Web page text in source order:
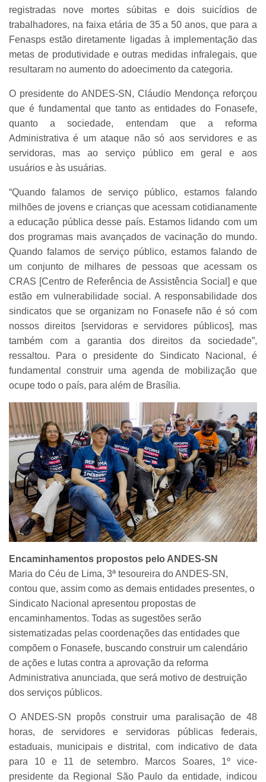
registradas nove mortes súbitas e dois suicídios de
trabalhadores, na faixa etária de 35 a 50 anos, que para a
Fenasps estão diretamente ligadas à implementação das
metas de produtividade e outras medidas infralegais, que
resultaram no aumento do adoecimento da categoria.
O presidente do ANDES-SN, Cláudio Mendonça reforçou
que é fundamental que tanto as entidades do Fonasefe,
quanto a sociedade, entendam que a reforma
Administrativa é um ataque não só aos servidores e as
servidoras, mas ao serviço público em geral e aos
usuários e às usuárias.
“Quando falamos de serviço público, estamos falando
milhões de jovens e crianças que acessam cotidianamente
a educação pública desse país. Estamos lidando com um
dos programas mais avançados de vacinação do mundo.
Quando falamos de serviço público, estamos falando de
um conjunto de milhares de pessoas que acessam os
CRAS [Centro de Referência de Assistência Social] e que
estão em vulnerabilidade social. A responsabilidade dos
sindicatos que se organizam no Fonasefe não é só com
nossos direitos [servidoras e servidores públicos], mas
também com a garantia dos direitos da sociedade”,
ressaltou. Para o presidente do Sindicato Nacional, é
fundamental construir uma agenda de mobilização que
ocupe todo o país, para além de Brasília.
Encaminhamentos propostos pelo ANDES-SN
Maria do Céu de Lima, 3ª tesoureira do ANDES-SN,
contou que, assim como as demais entidades presentes, o
Sindicato Nacional apresentou propostas de
encaminhamentos. Todas as sugestões serão
sistematizadas pelas coordenações das entidades que
compõem o Fonasefe, buscando construir um calendário
de ações e lutas contra a aprovação da reforma
Administrativa anunciada, que será motivo de destruição
dos serviços públicos.
O ANDES-SN propôs construir uma paralisação de 48
horas, de servidores e servidoras públicas federais,
estaduais, municipais e distrital, com indicativo de data
para 10 e 11 de setembro. Marcos Soares, 1º vice-
presidente da Regional São Paulo da entidade, indicou